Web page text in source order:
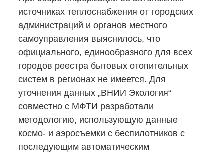
источниках теплоснабжения от городских
администраций и органов местного
самоуправления выяснилось, что
официального, единообразного для всех
городов реестра бытовых отопительных
систем в регионах не имеется. Для
уточнения данных „ВНИИ Экология“
совместно с МФТИ разработали
методологию, использующую данные
космо- и аэросъемки с беспилотников с
последующим автоматическим